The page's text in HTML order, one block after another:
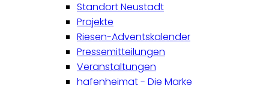
Standort Neustadt
Projekte
Riesen-Adventskalender
Pressemitteilungen
Veranstaltungen
hafenheimat - Die Marke